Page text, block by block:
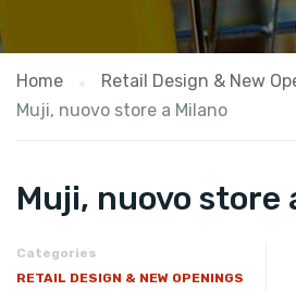
Home
Retail Design & New
Muji, nuovo store a Milano
Muji, nuovo store
Categories
RETAIL DESIGN & NEW OPENINGS